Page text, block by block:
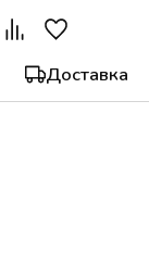
Доставка